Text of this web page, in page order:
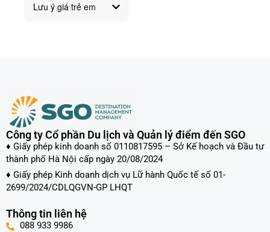
Lưu ý giá trẻ em
Công ty Cổ phần Du lịch và Quản lý điểm đến SGO
♦ Giấy phép kinh doanh số 0110817595 – Sở Kế hoạch và Đầu tư
thành phố Hà Nội cấp ngày 20/08/2024
♦ Giấy phép Kinh doanh dịch vụ Lữ hành Quốc tế số 01-
2699/2024/CDLQGVN-GP LHQT
Thông tin liên hệ
088 933 9986